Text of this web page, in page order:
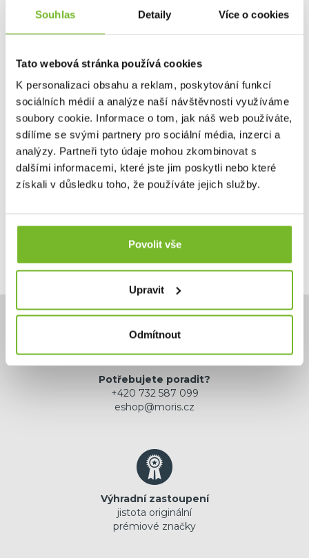
Souhlas Detaily Více o cookies
Tato webová stránka používá cookies
K personalizaci obsahu a reklam, poskytování funkcí
sociálních médií a analýze naší návštěvnosti využíváme
soubory cookie. Informace o tom, jak náš web používáte,
sdílíme se svými partnery pro sociální média, inzerci a
analýzy. Partneři tyto údaje mohou zkombinovat s
dalšími informacemi, které jste jim poskytli nebo které
získali v důsledku toho, že používáte jejich služby.
Povolit vše
Upravit
Odmítnout
1 595 Kč
3 190 Kč
Skladem: posledních 2 ks
Potřebujete poradit?
+420 732 587 099
eshop@moris.cz
Výhradní zastoupení
jistota originální
prémiové značky